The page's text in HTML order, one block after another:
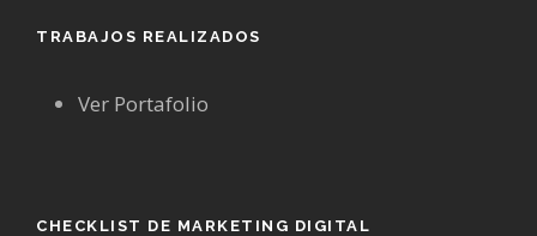
TRABAJOS REALIZADOS
Ver Portafolio
CHECKLIST DE MARKETING DIGITAL